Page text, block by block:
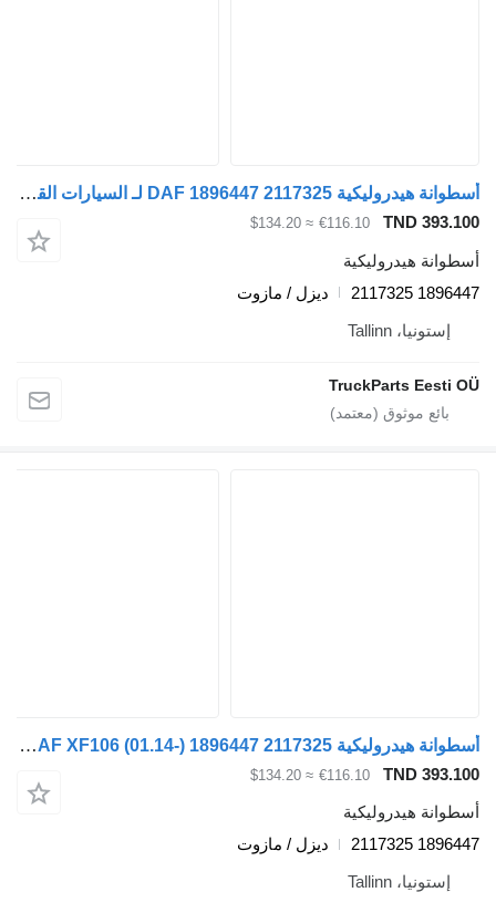
أسطوانة هيدروليكية DAF 1896447 2117325 لـ السيارات القاطرة DAF XF106 (2014-)
TND
€116.10
≈ $134.20
هيدروليكية
1896447
ديزل / مازوت
إستونيا، Tallinn
TruckParts Eesti
أسطوانة هيدروليكية DAF XF106 (01.14-) 1896447 2117325 لـ السيارات القاطرة DAF XF106 (2014-)
TND
€116.10
≈ $134.20
هيدروليكية
1896447
ديزل / مازوت
إستونيا، Tallinn